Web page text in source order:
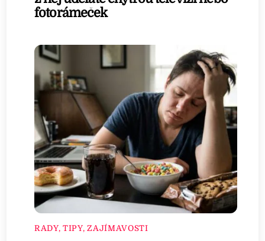
fotorámeček
RADY, TIPY, ZAJÍMAVOSTI